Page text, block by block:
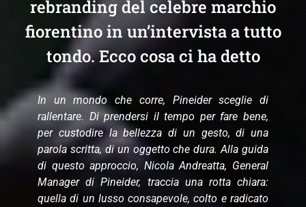
rebranding del celebre marchio
fiorentino in un’intervista a tutto
tondo. Ecco cosa ci ha detto
In un mondo che corre, Pineider sceglie di
rallentare. Di prendersi il tempo per fare bene,
per custodire la bellezza di un gesto, di una
parola scritta, di un oggetto che dura. Alla guida
di questo approccio, Nicola Andreatta, General
Manager di Pineider, traccia una rotta chiara:
quella di un lusso consapevole, colto e radicato